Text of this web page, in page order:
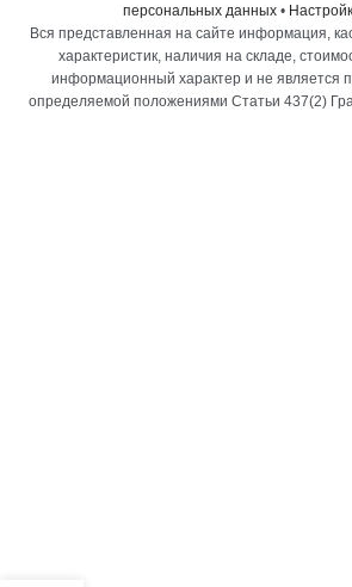
персональных данных •
Вся представленная на сайте информация,
характеристик, наличия на складе,
информационный характер и не является
определяемой положениями Статьи 437(2)